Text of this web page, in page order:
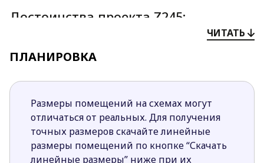
Достоинства проекта Z245:
Внешний облик дома красиво сочетает
традиционные и современные элементы, что
делает его привлекательным для
застройщиков разных возрастных групп.
открытой планировке и большим зонам
остекления.
На первом этаже спроектирована
дополнительная спальня, которая будет
ЧИТАТЬ
ПЛАНИРОВКА
Размеры помещений на схемах могут
отличаться от реальных. Для получения
точных размеров скачайте линейные
размеры помещений по кнопке “Скачать
линейные размеры” ниже при их